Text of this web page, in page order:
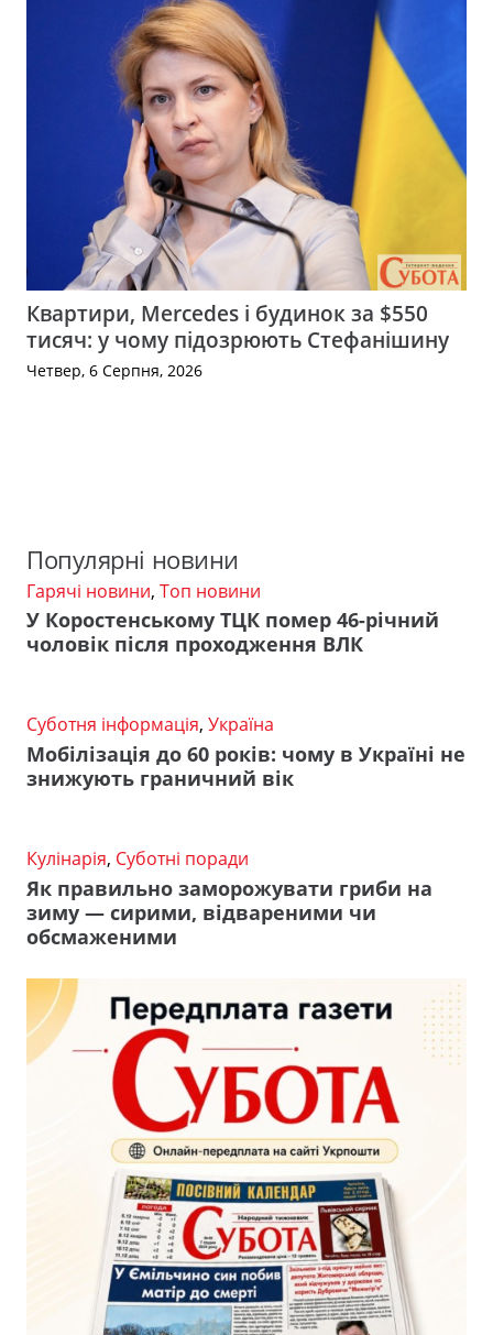
Квартири, Mercedes і будинок за $550
тисяч: у чому підозрюють Стефанішину
Четвер, 6 Серпня, 2026
Популярні новини
Гарячі новини, Топ новини
У Коростенському ТЦК помер 46-річний
чоловік після проходження ВЛК
Суботня інформація, Україна
Мобілізація до 60 років: чому в Україні не
знижують граничний вік
Кулінарія, Суботні поради
Як правильно заморожувати гриби на
зиму — сирими, відвареними чи
обсмаженими